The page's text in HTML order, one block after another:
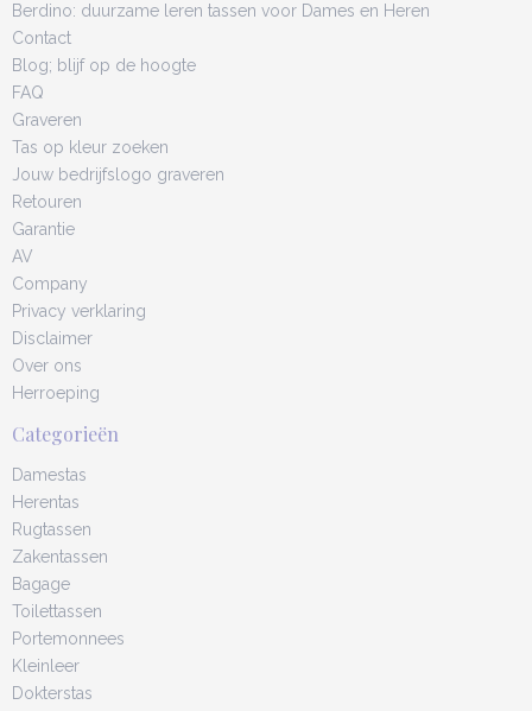
Berdino: duurzame leren tassen voor Dames en Heren
Contact
Blog; blijf op de hoogte
FAQ
Graveren
Tas op kleur zoeken
Jouw bedrijfslogo graveren
Retouren
Garantie
AV
Company
Privacy verklaring
Disclaimer
Over ons
Herroeping
Categorieën
Damestas
Herentas
Rugtassen
Zakentassen
Bagage
Toilettassen
Portemonnees
Kleinleer
Dokterstas